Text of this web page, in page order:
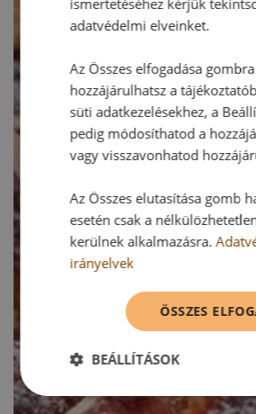
adatvédelmi elveinket.
Az Összes elfogadása
hozzájárulhatsz a
süti adatkezelésekhez, a
pedig módosíthatod a
vagy visszavonhatod
Az Összes elutasítása gomb
esetén csak a
kerülnek alkalmazásra.
irányelvek
ÖSSZES
BEÁLLÍTÁSOK